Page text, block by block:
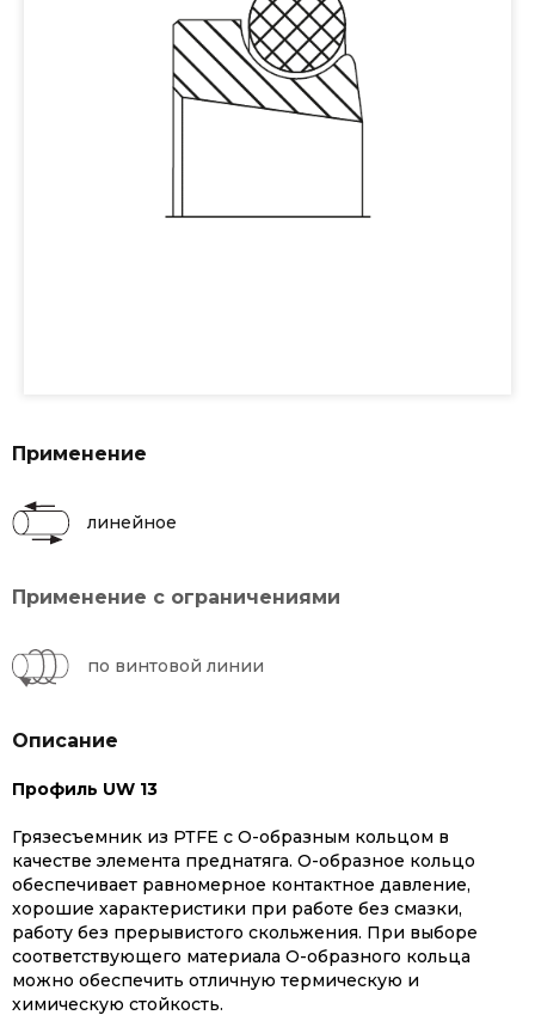
Применение
линейное
Применение с ограничениями
по винтовой линии
Описание
Профиль UW 13
Грязесъемник из РТFЕ с O-образным кольцом в
качестве элемента преднатяга. О-образное кольцо
обеспечивает равномерное контактное давление,
хорошие характеристики при работе без смазки,
работу без прерывистого скольжения. При выборе
соответствующего материала О-образного кольца
можно обеспечить отличную термическую и
химическую стойкость.